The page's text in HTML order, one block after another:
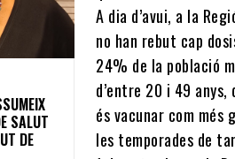
SALUT
DE
A dia d’avui, a la
no han rebut cap
24% de la població
d’entre 20 i 49 anys,
és vacunar com
les temporades de